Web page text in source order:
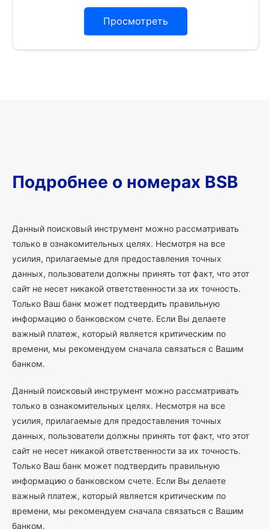
Просмотреть
Подробнее о номерах BSB
Данный поисковый инструмент можно рассматривать
только в ознакомительных целях. Несмотря на все
усилия, прилагаемые для предоставления точных
данных, пользователи должны принять тот факт, что этот
сайт не несет никакой ответственности за их точность.
Только Ваш банк может подтвердить правильную
информацию о банковском счете. Если Вы делаете
важный платеж, который является критическим по
времени, мы рекомендуем сначала связаться с Вашим
банком.
Данный поисковый инструмент можно рассматривать
только в ознакомительных целях. Несмотря на все
усилия, прилагаемые для предоставления точных
данных, пользователи должны принять тот факт, что этот
сайт не несет никакой ответственности за их точность.
Только Ваш банк может подтвердить правильную
информацию о банковском счете. Если Вы делаете
важный платеж, который является критическим по
времени, мы рекомендуем сначала связаться с Вашим
банком.